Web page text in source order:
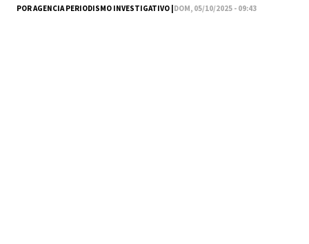
POR AGENCIA PERIODISMO INVESTIGATIVO |DOM, 05/10/2025 - 09:43